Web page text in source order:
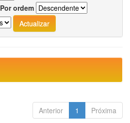
Por ordem
Anterior 1 Próxima